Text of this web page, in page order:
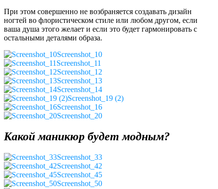
При этом совершенно не возбраняется создавать дизайн
ногтей во флористическом стиле или любом другом, если
ваша душа этого желает и если это будет гармонировать с
остальными деталями образа.
Screenshot_10
Screenshot_11
Screenshot_12
Screenshot_13
Screenshot_14
Screenshot_19 (2)
Screenshot_16
Screenshot_20
Какой маникюр будет модным?
Screenshot_33
Screenshot_42
Screenshot_45
Screenshot_50